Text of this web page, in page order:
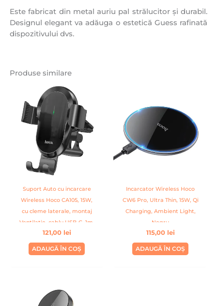
Este fabricat din metal auriu pal strălucitor și durabil.
Designul elegant va adăuga o estetică Guess rafinată
dispozitivului dvs.
Produse similare
Suport Auto cu incarcare
Wireless Hoco CA105, 15W,
cu cleme laterale, montaj
Ventilatie, cablu USB-C, 1m,
AutoAlign, Negru
121,00 lei
ADAUGĂ ÎN COȘ
Incarcator Wireless Hoco
CW6 Pro, Ultra Thin, 15W, Qi
Charging, Ambient Light,
Negru
115,00 lei
ADAUGĂ ÎN COȘ